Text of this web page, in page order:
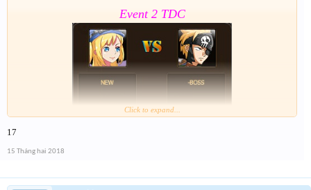
Event 2 TDC
Nay là cả event hôm qua lun nên mỗi giải sẽ có 2 lần
nhé . Tổng 6 slot trúng cho event cuối cùng của năm
Click to expand...
17
15 Tháng hai 2018